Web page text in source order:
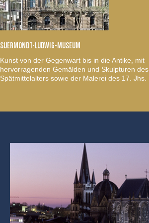
SUERMONDT-LUDWIG-MUSEUM
Kunst von der Gegenwart bis in die Antike, mit
hervorragenden Gemälden und Skulpturen des
Spätmittelalters sowie der Malerei des 17. Jhs.